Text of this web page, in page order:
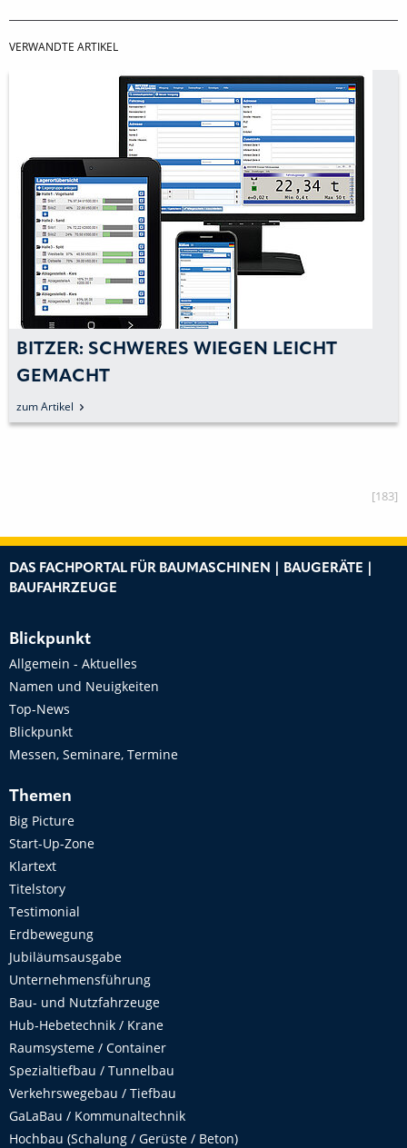
VERWANDTE ARTIKEL
BITZER: SCHWERES WIEGEN LEICHT
GEMACHT
zum Artikel
[183]
DAS FACHPORTAL FÜR BAUMASCHINEN | BAUGERÄTE |
BAUFAHRZEUGE
Blickpunkt
Allgemein - Aktuelles
Namen und Neuigkeiten
Top-News
Blickpunkt
Messen, Seminare, Termine
Themen
Big Picture
Start-Up-Zone
Klartext
Titelstory
Testimonial
Erdbewegung
Jubiläumsausgabe
Unternehmensführung
Bau- und Nutzfahrzeuge
Hub-Hebetechnik / Krane
Raumsysteme / Container
Spezialtiefbau / Tunnelbau
Verkehrswegebau / Tiefbau
GaLaBau / Kommunaltechnik
Hochbau (Schalung / Gerüste / Beton)